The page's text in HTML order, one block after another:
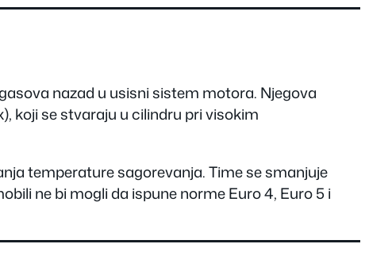
nazad u usisni sistem motora. Njegova
koji se stvaraju u cilindru pri visokim
temperature sagorevanja. Time se smanjuje
ne bi mogli da ispune norme Euro 4, Euro 5 i